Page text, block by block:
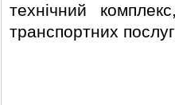
технiчний
транспортних